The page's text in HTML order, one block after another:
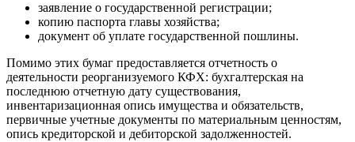
заявление о государственной регистрации;
копию паспорта главы хозяйства;
документ об уплате государственной пошлины.
Помимо этих бумаг предоставляется отчетность о
деятельности реорганизуемого КФХ: бухгалтерская на
последнюю отчетную дату существования,
инвентаризационная опись имущества и обязательств,
первичные учетные документы по материальным ценностям,
опись кредиторской и дебиторской задолженностей.